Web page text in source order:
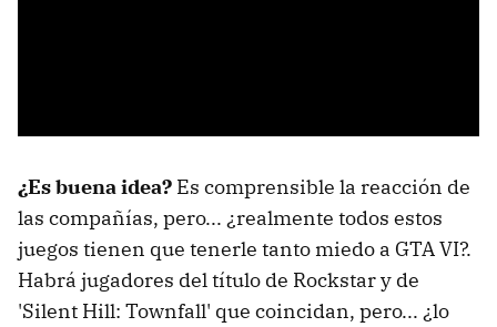
¿Es buena idea? Es comprensible la reacción de
las compañías, pero... ¿realmente todos estos
juegos tienen que tenerle tanto miedo a GTA VI?.
Habrá jugadores del título de Rockstar y de
'Silent Hill: Townfall' que coincidan, pero... ¿lo